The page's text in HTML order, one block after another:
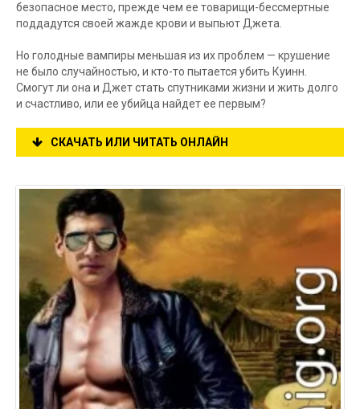
безопасное место, прежде чем ее товарищи-бессмертные
поддадутся своей жажде крови и выпьют Джета.
Но голодные вампиры меньшая из их проблем — крушение
не было случайностью, и кто-то пытается убить Куинн.
Смогут ли она и Джет стать спутниками жизни и жить долго
и счастливо, или ее убийца найдет ее первым?
СКАЧАТЬ ИЛИ ЧИТАТЬ ОНЛАЙН